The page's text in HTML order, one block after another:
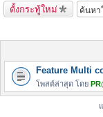
ตั้งกระทู้ใหม่
Feature Multi
โพสต์ล่าสุด โดย